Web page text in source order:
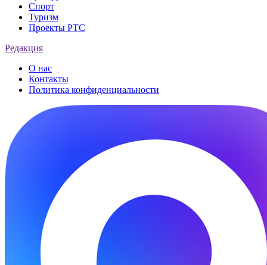
Спорт
Туризм
Проекты РТС
Редакция
О нас
Контакты
Политика конфиденциальности